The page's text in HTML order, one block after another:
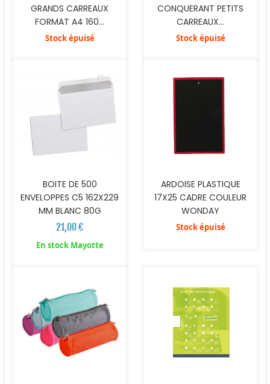
GRANDS CARREAUX
FORMAT A4 160...
Stock épuisé
CONQUERANT PETITS
CARREAUX...
Stock épuisé
BOITE DE 500
ENVELOPPES C5 162X229
MM BLANC 80G
21,00 €
En stock Mayotte
ARDOISE PLASTIQUE
17X25 CADRE COULEUR
WONDAY
Stock épuisé